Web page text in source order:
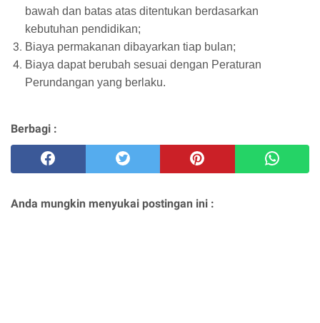
bawah dan batas atas ditentukan berdasarkan
kebutuhan pendidikan;
Biaya permakanan dibayarkan tiap bulan;
Biaya dapat berubah sesuai dengan Peraturan
Perundangan yang berlaku.
Berbagi :
Anda mungkin menyukai postingan ini :